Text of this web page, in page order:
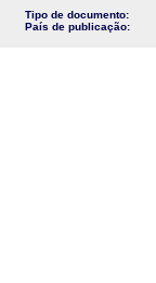
Tipo de documento:
País de publicação: